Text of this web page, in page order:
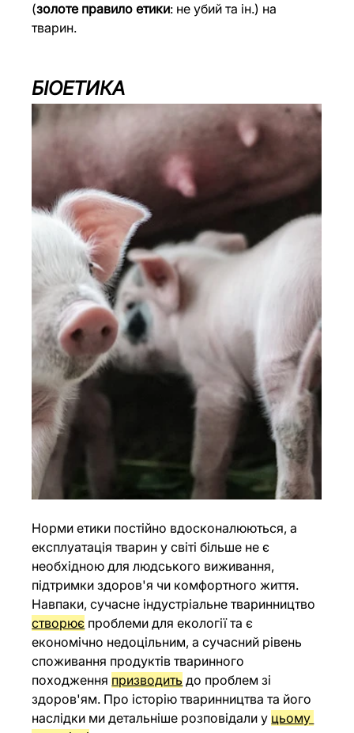
(золоте правило етики: не убий та ін.) на
тварин.
БІОЕТИКА
Норми етики постійно вдосконалюються, а
експлуатація тварин у світі більше не є
необхідною для людського виживання,
підтримки здоров'я чи комфортного життя.
Навпаки, сучасне індустріальне тваринництво
створює проблеми для екології та є
економічно недоцільним, а сучасний рівень
споживання продуктів тваринного
походження призводить до проблем зі
здоров'ям. Про історію тваринництва та його
наслідки ми детальніше розповідали у цьому